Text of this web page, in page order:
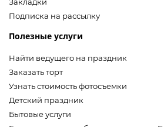
Подписка на рассылку
Полезные услуги
Найти ведущего на праздник
Заказать торт
Узнать стоимость фотосъемки
Детский праздник
Бытовые услуги